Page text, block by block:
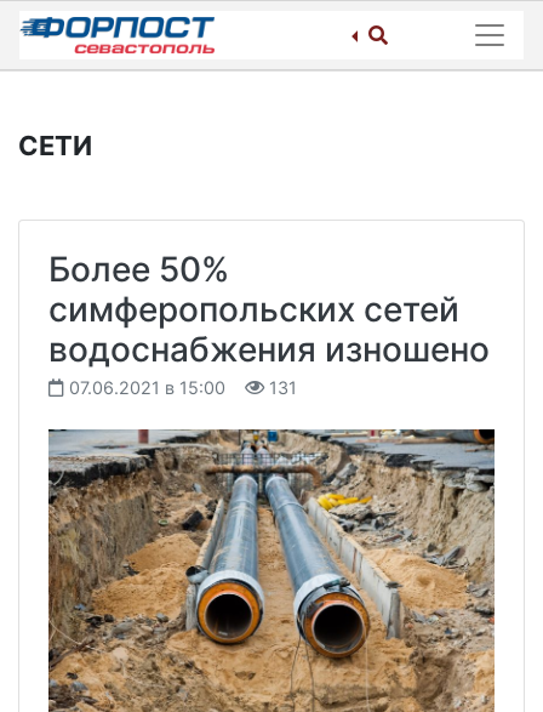
Skip
content
СЕТИ
Более 50%
симферопольских сетей
водоснабжения изношено
07.06.2021 в 15:00 131